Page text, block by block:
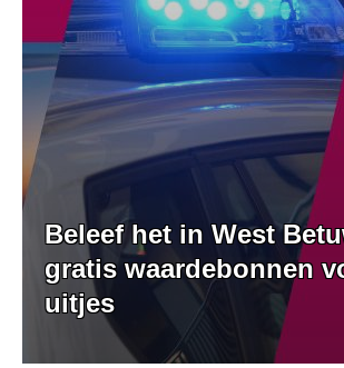
Beleef het in West
gratis waardebonnen
uitjes